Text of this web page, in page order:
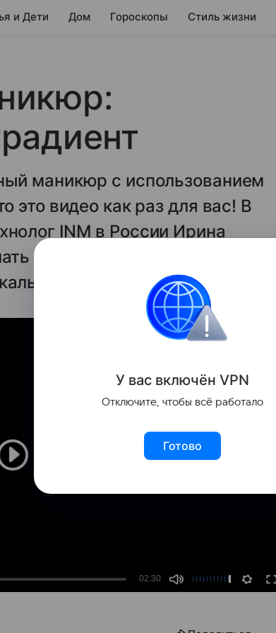
и Дети Дом Гороскопы Стиль жизни
маникюр с использованием
это видео как раз для вас! В
INM в России Ирина
интересный маникюр с
градиента.
У вас включён VPN
Отключите, чтобы всё работало
Готово